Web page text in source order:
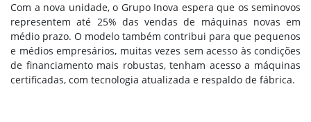
Com a nova unidade, o Grupo Inova espera que os seminovos
representem até 25% das vendas de máquinas novas em
médio prazo. O modelo também contribui para que pequenos
e médios empresários, muitas vezes sem acesso às condições
de financiamento mais robustas, tenham acesso a máquinas
certificadas, com tecnologia atualizada e respaldo de fábrica.